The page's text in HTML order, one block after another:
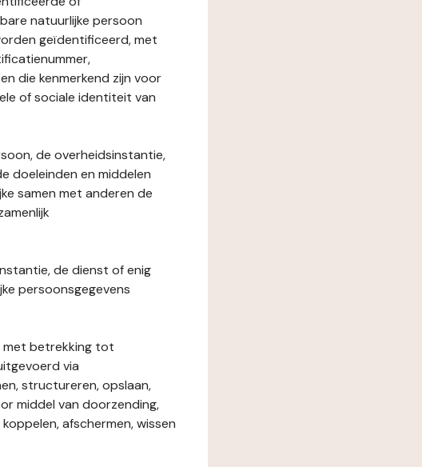
natuurlijke persoon
geïdentificeerd, met
die kenmerkend zijn voor
of sociale identiteit van
de overheidsinstantie,
doeleinden en middelen
samen met anderen de
de dienst of enig
persoonsgegevens
met betrekking tot
via
structureren, opslaan,
middel van doorzending,
afschermen, wissen